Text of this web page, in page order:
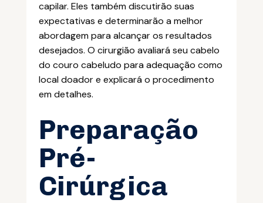
capilar. Eles também discutirão suas
expectativas e determinarão a melhor
abordagem para alcançar os resultados
desejados. O cirurgião avaliará seu cabelo
do couro cabeludo para adequação como
local doador e explicará o procedimento
em detalhes.
Preparação
Pré-
Cirúrgica